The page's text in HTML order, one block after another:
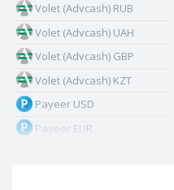
Volet (Advcash) RUB
Volet (Advcash) UAH
Volet (Advcash) GBP
Volet (Advcash) KZT
Payeer USD
Payeer EUR